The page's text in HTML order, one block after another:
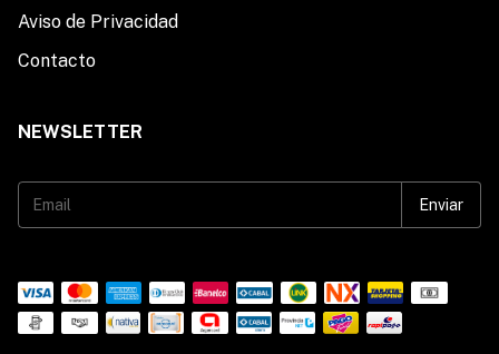
Aviso de Privacidad
Contacto
NEWSLETTER